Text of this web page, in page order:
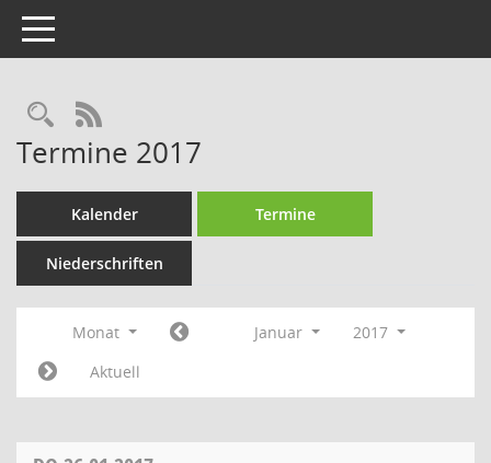
Toggle navigation
Rechercheauswahl
RSS-Feed
Termine 2017
Kalender Termine
Niederschriften
Monat Januar
2017
Aktuell